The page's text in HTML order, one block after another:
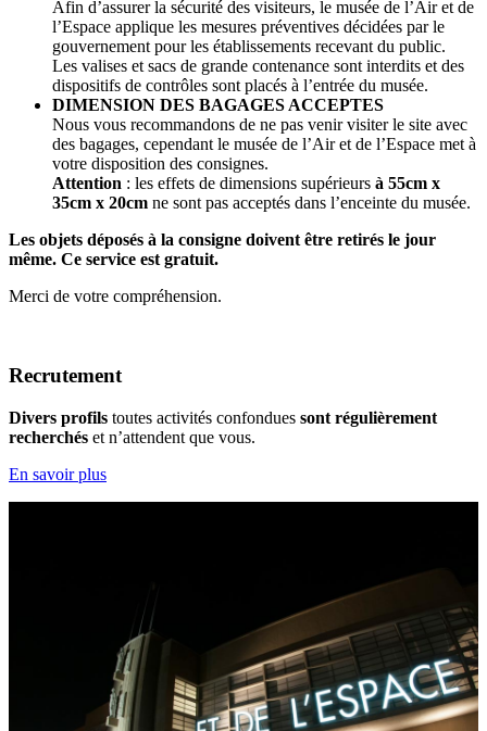
Afin d’assurer la sécurité des visiteurs, le musée de l’Air et de
l’Espace applique les mesures préventives décidées par le
gouvernement pour les établissements recevant du public.
Les valises et sacs de grande contenance sont interdits et des
dispositifs de contrôles sont placés à l’entrée du musée.
DIMENSION DES BAGAGES ACCEPTES
Nous vous recommandons de ne pas venir visiter le site avec
des bagages, cependant le musée de l’Air et de l’Espace met à
votre disposition des consignes.
Attention : les effets de dimensions supérieurs à 55cm x
35cm x 20cm ne sont pas acceptés dans l’enceinte du musée.
Les objets déposés à la consigne doivent être retirés le jour
même. Ce service est gratuit.
Merci de votre compréhension.
Recrutement
Divers profils toutes activités confondues sont régulièrement
recherchés et n’attendent que vous.
En savoir plus